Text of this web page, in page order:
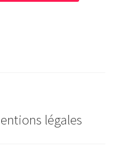
légales